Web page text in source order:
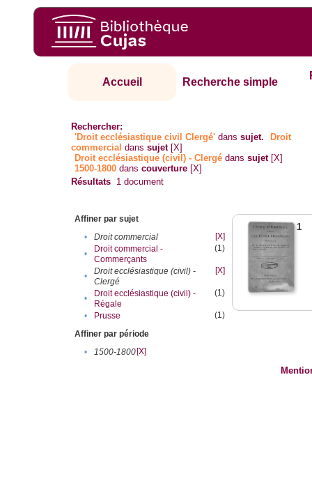
Accueil Recherche simple
Rechercher:
'Droit ecclésiastique civil Clergé' danssujet.
Droit
commercial danssujet [X]
Droit ecclésiastique (civil) - Clergé danssujet [X]
1500-1800 danscouverture [X]
Résultats 1 document
Affiner par sujet
•
Droit commercial
[X]
•
Droit commercial -
Commerçants
(1)
•
Droit ecclésiastique (civil) -
Clergé
[X]
•
Droit ecclésiastique (civil) -
Régale
(1)
• Prusse
(1)
Affiner par période
•
1500-1800[X]
1